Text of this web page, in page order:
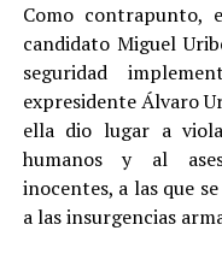
Como contrapunto,
candidato Miguel
seguridad
expresidente Álvaro
ella dio lugar a
humanos y al
inocentes, a las que
a las insurgencias